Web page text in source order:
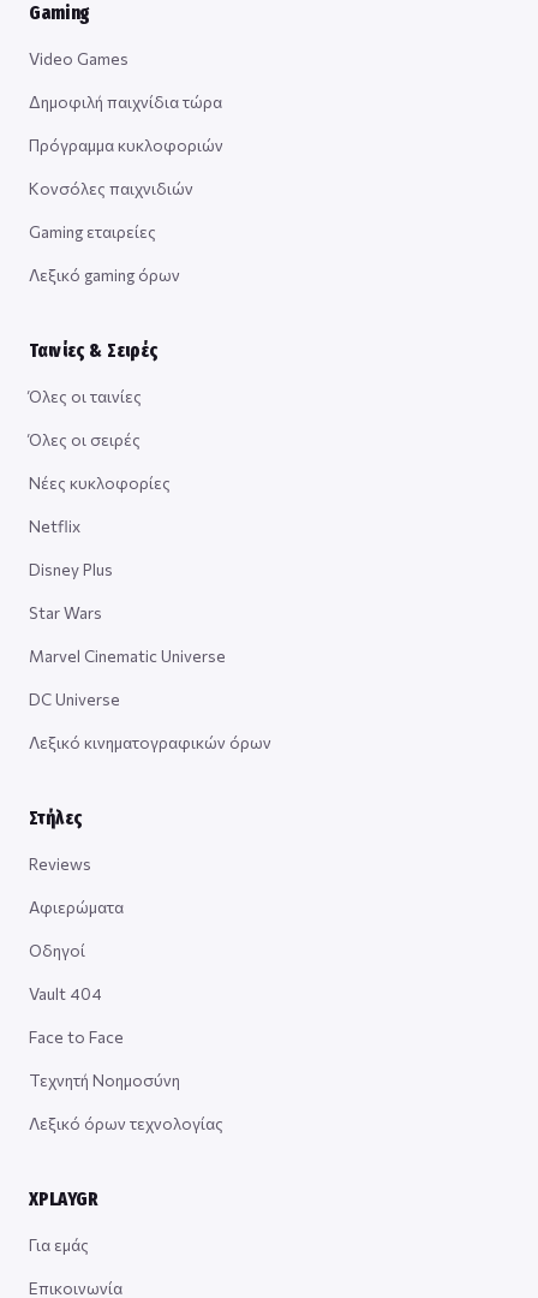
Gaming
Video Games
Δημοφιλή παιχνίδια τώρα
Πρόγραμμα κυκλοφοριών
Κονσόλες παιχνιδιών
Gaming εταιρείες
Λεξικό gaming όρων
Ταινίες & Σειρές
Όλες οι ταινίες
Όλες οι σειρές
Νέες κυκλοφορίες
Netflix
Disney Plus
Star Wars
Marvel Cinematic Universe
DC Universe
Λεξικό κινηματογραφικών όρων
Στήλες
Reviews
Αφιερώματα
Οδηγοί
Vault 404
Face to Face
Τεχνητή Νοημοσύνη
Λεξικό όρων τεχνολογίας
XPLAYGR
Για εμάς
Επικοινωνία